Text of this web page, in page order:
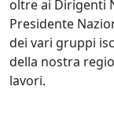
oltre ai Dirigenti
Presidente
dei vari gruppi
della nostra
lavori.